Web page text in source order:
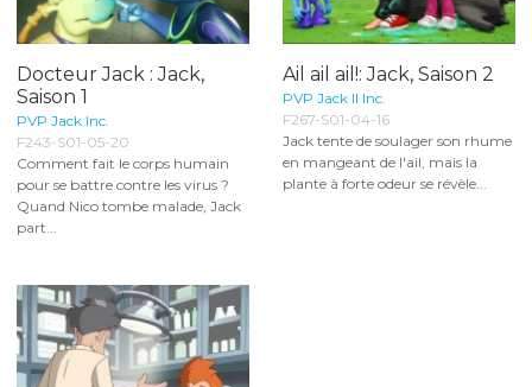
Docteur Jack : Jack,
Saison 1
PVP Jack Inc.
F243-S01-05-20
Comment fait le corps humain
pour se battre contre les virus ?
Quand Nico tombe malade, Jack
part...
Ail ail ail!: Jack, Saison 2
PVP Jack II Inc.
F267-S01-04-16
Jack tente de soulager son rhume
en mangeant de l'ail, mais la
plante à forte odeur se révèle...